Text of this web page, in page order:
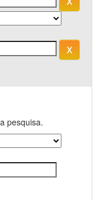
pesquisa.